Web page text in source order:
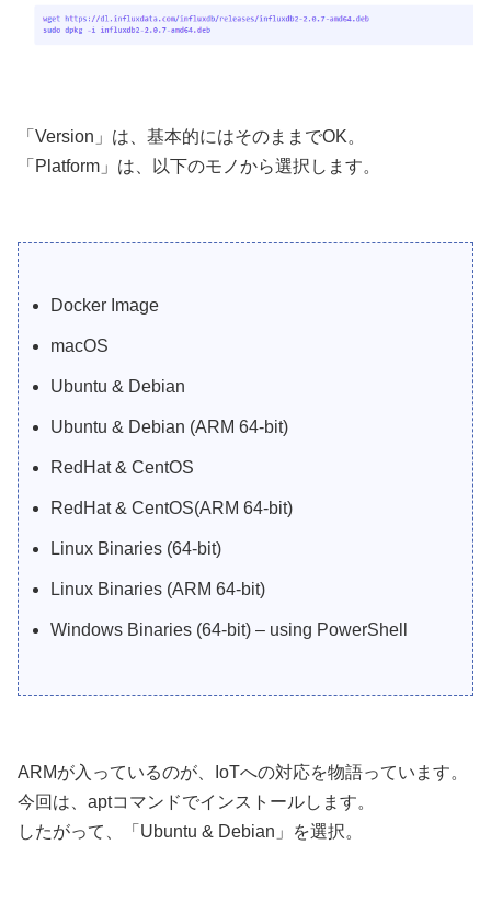
「Version」は、基本的にはそのままでOK。
「Platform」は、以下のモノから選択します。
Docker Image
macOS
Ubuntu & Debian
Ubuntu & Debian (ARM 64-bit)
RedHat & CentOS
RedHat & CentOS(ARM 64-bit)
Linux Binaries (64-bit)
Linux Binaries (ARM 64-bit)
Windows Binaries (64-bit) – using PowerShell
ARMが入っているのが、IoTへの対応を物語っています。
今回は、aptコマンドでインストールします。
したがって、「Ubuntu & Debian」を選択。